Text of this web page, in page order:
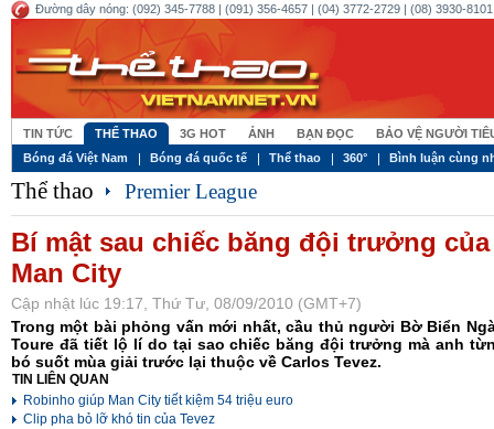
Đường dây nóng: (092) 345-7788 | (091) 356-4657 | (04) 3772-2729 | (08) 3930-
TIN TỨC THỂ THAO 3G HOT ẢNH BẠN ĐỌC
BẢO VỆ NGƯỜI
Bóng đá Việt Nam
Bóng đá quốc tế Thể thao 360° Bình luận cùng
Thể thao Premier League
Bí mật sau chiếc băng đội trưởng của
Man City
Cập nhật lúc 19:17, Thứ Tư, 08/09/2010 (GMT+7)
Trong một bài phỏng vấn mới nhất, cầu thủ người Bờ Biển
Toure đã tiết lộ lí do tại sao chiếc băng đội trưởng mà anh
bó suốt mùa giải trước lại thuộc về Carlos Tevez.
TIN LIÊN QUAN
Robinho giúp Man City tiết kiệm 54 triệu euro
Clip pha bỏ lỡ khó tin của Tevez